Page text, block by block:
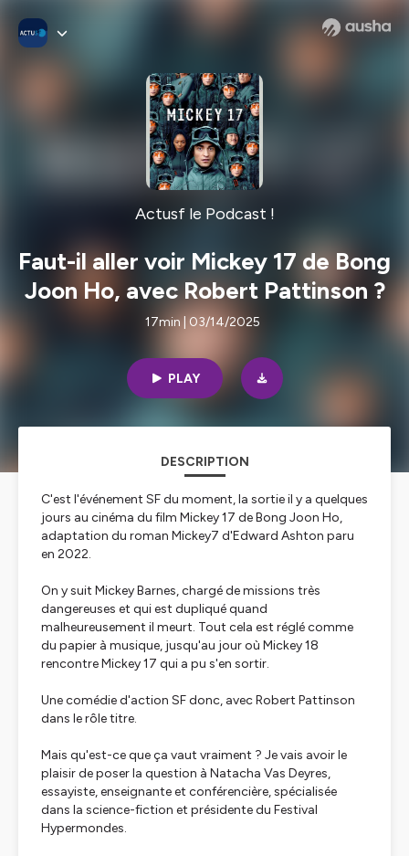
Actusf le Podcast !
Faut-il aller voir Mickey 17 de Bong
Joon Ho, avec Robert Pattinson ?
17min | 03/14/2025
PLAY
DESCRIPTION
C'est l'événement SF du moment, la sortie il y a quelques
jours au cinéma du film Mickey 17 de Bong Joon Ho,
adaptation du roman Mickey7 d'Edward Ashton paru
en 2022.
On y suit Mickey Barnes, chargé de missions très
dangereuses et qui est dupliqué quand
malheureusement il meurt. Tout cela est réglé comme
du papier à musique, jusqu'au jour où Mickey 18
rencontre Mickey 17 qui a pu s'en sortir.
Une comédie d'action SF donc, avec Robert Pattinson
dans le rôle titre.
Mais qu'est-ce que ça vaut vraiment ? Je vais avoir le
plaisir de poser la question à Natacha Vas Deyres,
essayiste, enseignante et conférencière, spécialisée
dans la science-fiction et présidente du Festival
Hypermondes.